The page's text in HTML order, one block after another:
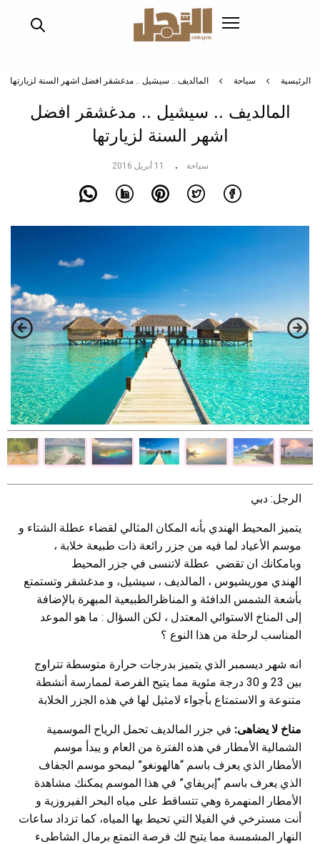
الرئيسية سياحة المالديف .. سيشيل .. مدغشقر افضل اشهر السنة لزيارتها
المالديف .. سيشيل .. مدغشقر افضل
اشهر السنة لزيارتها
سياحة 11 أبريل 2016
الرجل: دبي
يتميز المحيط الهندي بأنه المكان المثالي لقضاء عطلة الشتاء و
موسم الأعياد لما فيه من جزر رائعة ذات طبيعة خلابة ،
وبامكانك ان تقضي عطلة لاتنسى في جزر المحيط
الهندي موريشيوس ، المالديف ، سيشيل، و مدغشقر وتستمتع
بأشعة الشمس الدافئة و المناظرالطبيعية المبهرة بالإضافة
إلى المناخ الاستوائي المعتدل ، لكن السؤال : ما هو الموعد
المناسب لرحلة من هذا النوع ؟
انه شهر ديسمبر الذي يتميز بدرجات حرارة متوسطة تتراوج
بين 23 و 30 درجة مئوية مما يتيح الفرصة لممارسة أنشطة
متنوعة و الاستمتاع بأجواء لامثيل لها في هذه الجزر الخلابة
مناخ لا يضاهى: في جزر المالديف تحمل الرياح الموسمية
الشمالية الأمطار في هذه الفترة من العام و يبدأ موسم
الأمطار الذي يعرف باسم “هالهونغو” ليمحو موسم الجفاف
الذي يعرف باسم “إيريفاي” في هذا الموسم يمكنك مشاهدة
الأمطار المنهمرة وهي تتساقط على مياه البحر الفيروزية و
أنت مسترخي في الفيلا التي تحيط بها المياه، كما تزداد ساعات
النهار المشمسة مما يتيح لك فرصة التمتع برمال الشاطىء